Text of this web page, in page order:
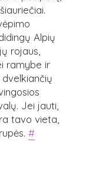
Alpių
rojaus,
ramybe ir
Jei jauti,
tavo vieta,
#